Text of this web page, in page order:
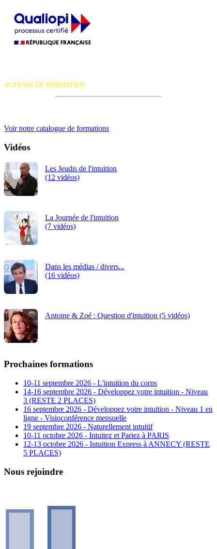
ACTIONS DE FORMATION
Voir notre catalogue de formations
Vidéos
Les Jeudis de l'intuition
(12 vidéos)
La Journée de l'intuition
(7 vidéos)
Dans les médias / divers...
(16 vidéos)
Antoine & Zoé : Question d'intuition (5 vidéos)
Prochaines formations
10-11 septembre 2026 - L'intuition du corps
14-16 septembre 2026 - Développez votre intuition - Niveau
3 (RESTE 2 PLACES)
16 septembre 2026 - Développez votre intuition - Niveau 1 en
ligne - Visioconférence mensuelle
19 septembre 2026 - Naturellement intuitif
10-11 octobre 2026 - Intuitez et Pariez à PARIS
12-13 octobre 2026 - Intuition Express à ANNECY (RESTE
5 PLACES)
Nous rejoindre